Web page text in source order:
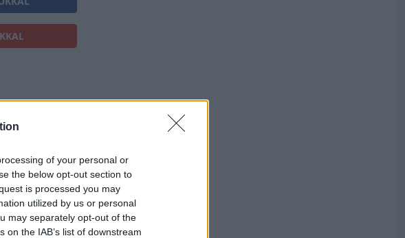
of your personal or
the below opt-out section to
is processed you may
utilized by us or personal
may separately opt-out of the
the IAB’s list of downstream